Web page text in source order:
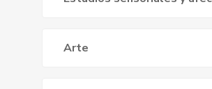
Arte